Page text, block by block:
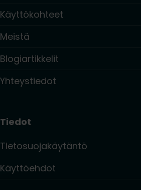
Käyttökohteet
Meistä
Blogiartikkelit
Yhteystiedot
Tiedot
Tietosuojakäytäntö
Käyttöehdot